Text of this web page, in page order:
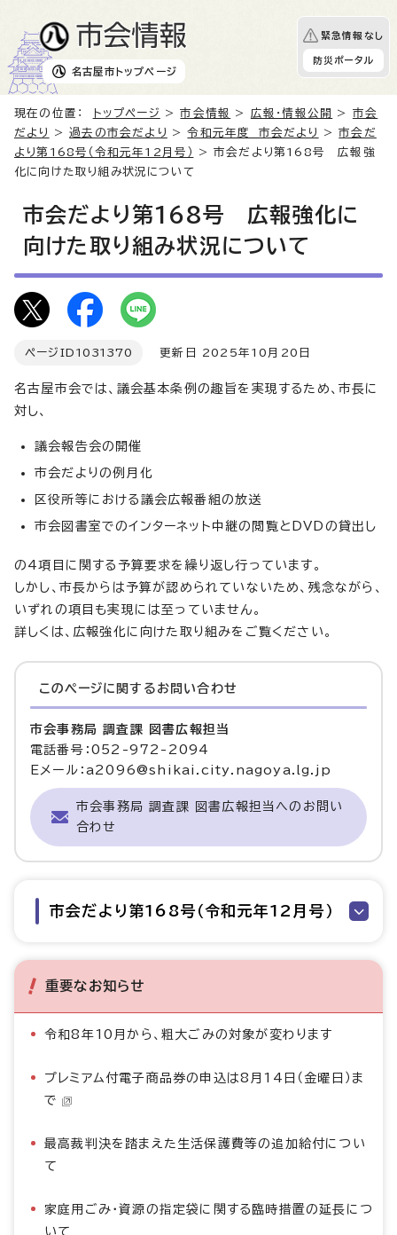
名古屋市 トップページ
緊急情報なし
防災ポータル
現在の位置： トップページ >市会情報 > 広報・情報公開 > 市会
だより
>過去の市会だより >令和元年度 市会だより >市会だ
より第168号（令和元年12月号）
> 市会だより第168号 広報強
化に向けた取り組み状況について
市会だより第168号 広報強化に
向けた取り組み状況について
ページID 1031370 更新日 2025年10月20日
名古屋市会では、議会基本条例の趣旨を実現するため、市長に
対し、
議会報告会の開催
市会だよりの例月化
区役所等における議会広報番組の放送
市会図書室でのインターネット中継の閲覧とDVDの貸出し
の4項目に関する予算要求を繰り返し行っています。
しかし、市長からは予算が認められていないため、残念ながら、
いずれの項目も実現には至っていません。
詳しくは、広報強化に向けた取り組みをご覧ください。
このページに関する お問い合わせ
市会事務局 調査課 図書広報担当
電話番号：052-972-2094
Eメール：a2096@shikai.city.nagoya.lg.jp
市会事務局 調査課 図書広報担当へのお問い
合わせ
市会だより第168号（令和元年12月号）
重要なお知らせ
令和8年10月から、粗大ごみの対象が変わります
プレミアム付電子商品券の申込は8月14日（金曜日）ま
で
最高裁判決を踏まえた生活保護費等の追加給付につい
て
家庭用ごみ・資源の指定袋に関する臨時措置の延長につ
いて